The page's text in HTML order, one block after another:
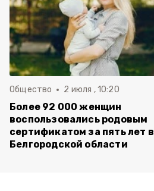
Общество 2 июля , 10:20
Более 92 000 женщин
воспользовались родовым
сертификатом за пять лет в
Белгородской области